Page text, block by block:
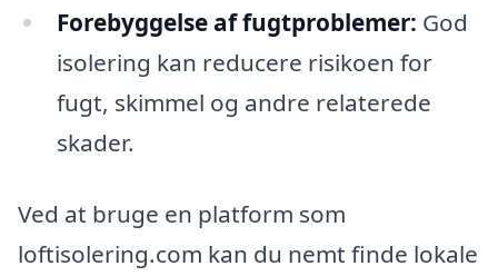
Forebyggelse af fugtproblemer: God
isolering kan reducere risikoen for
fugt, skimmel og andre relaterede
skader.
Ved at bruge en platform som
loftisolering.com kan du nemt finde lokale